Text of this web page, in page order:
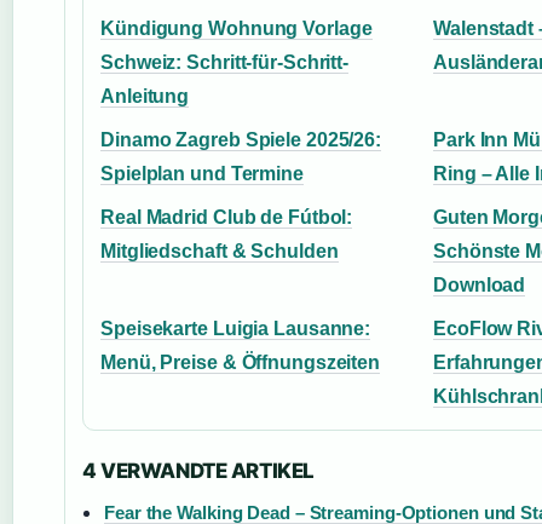
Kündigung Wohnung Vorlage
Schweiz: Schritt-für-Schritt-
Anleitung
Walenstadt
Dinamo Zagreb Spiele 2025/26:
Spielplan und Termine
Park Inn
Ring – Alle
Real Madrid Club de Fútbol:
Mitgliedschaft & Schulden
Guten
Schönste
Download
Speisekarte Luigia Lausanne:
Menü, Preise & Öffnungszeiten
EcoFlow
4 VERWANDTE ARTIKEL
Fear the Walking Dead – Streaming-Optionen und